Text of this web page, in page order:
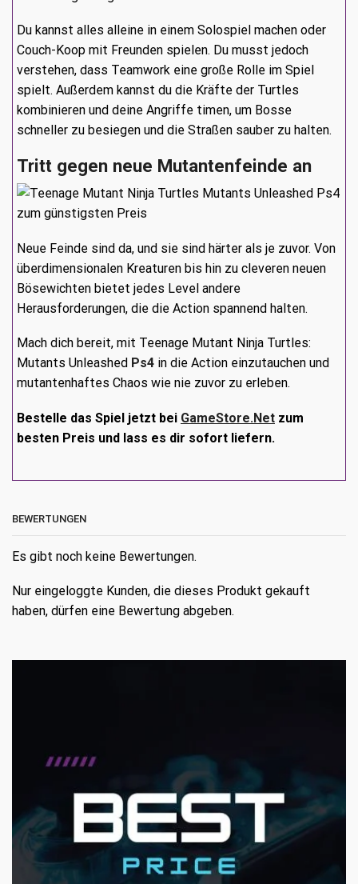
Du kannst alles alleine in einem Solospiel machen oder
Couch-Koop mit Freunden spielen. Du musst jedoch
verstehen, dass Teamwork eine große Rolle im Spiel
spielt. Außerdem kannst du die Kräfte der Turtles
kombinieren und deine Angriffe timen, um Bosse
schneller zu besiegen und die Straßen sauber zu halten.
Tritt gegen neue Mutantenfeinde an
Neue Feinde sind da, und sie sind härter als je zuvor. Von
überdimensionalen Kreaturen bis hin zu cleveren neuen
Bösewichten bietet jedes Level andere
Herausforderungen, die die Action spannend halten.
Mach dich bereit, mit Teenage Mutant Ninja Turtles:
Mutants Unleashed Ps4 in die Action einzutauchen und
mutantenhaftes Chaos wie nie zuvor zu erleben.
Bestelle das Spiel jetzt bei GameStore.Net zum
besten Preis und lass es dir sofort liefern.
BEWERTUNGEN
Es gibt noch keine Bewertungen.
Nur eingeloggte Kunden, die dieses Produkt gekauft
haben, dürfen eine Bewertung abgeben.